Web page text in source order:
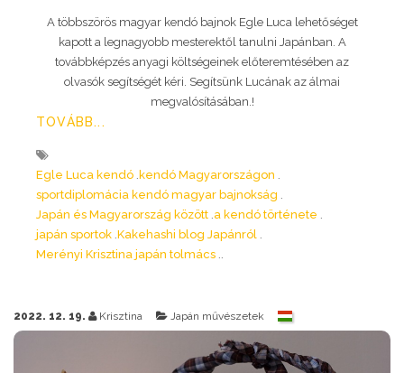
A többszörös magyar kendó bajnok Egle Luca lehetőséget
kapott a legnagyobb mesterektől tanulni Japánban. A
továbbképzés anyagi költségeinek előteremtésében az
olvasók segítségét kéri. Segítsünk Lucának az álmai
megvalósításában.!
TOVÁBB...
Egle Luca kendó kendó Magyarországon
sportdiplomácia kendó magyar bajnokság
Japán és Magyarország között a kendó története
japán sportok Kakehashi blog Japánról
Merényi Krisztina japán tolmács
2022. 12. 19. Krisztina Japán művészetek